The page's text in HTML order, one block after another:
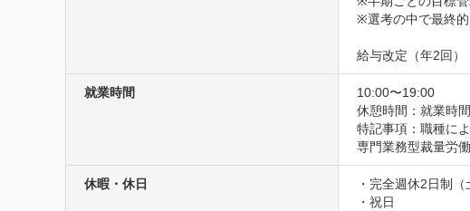
※選考の中で最終的
給与改定（年2回）
就業時間
10:00〜19:00
休憩時間：就業時
特記事項：職種に
専門業務型裁量労
休暇・休日
・完全週休2日制（
・祝日